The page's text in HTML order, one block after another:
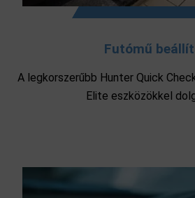
Futómű
A legkorszerűbb Hunter Quick
Elite eszközökkel